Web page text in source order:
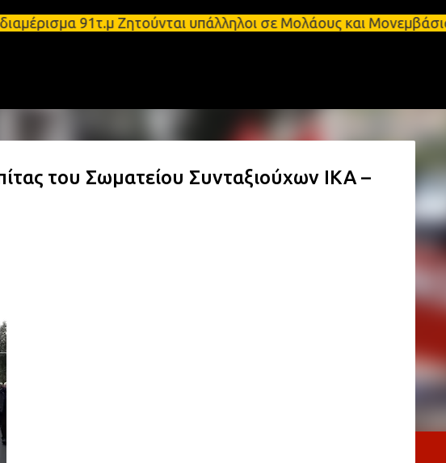
Μετάβαση στο κύριο περιεχόμενο
91τ.μ Ζητούνται υπάλληλοι σε Μολάους
του Σωματείου Συνταξιούχων ΙΚΑ –